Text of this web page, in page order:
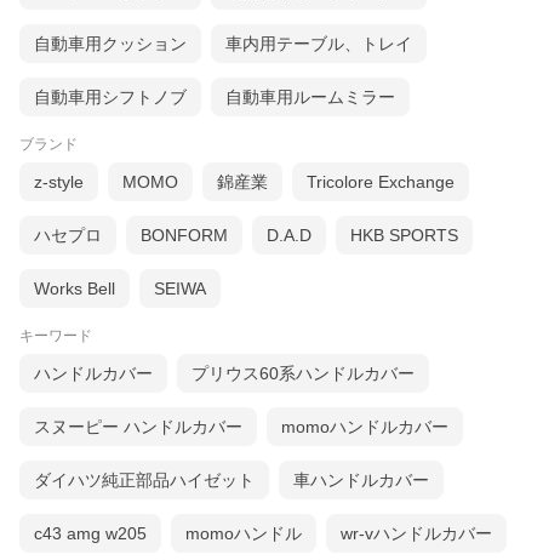
自動車用クッション 車内用テーブル、トレイ
自動車用シフトノブ 自動車用ルームミラー
ブランド
z-style MOMO 錦産業 Tricolore Exchange
ハセプロ BONFORM D.A.D HKB SPORTS
Works Bell SEIWA
キーワード
ハンドルカバー プリウス60系ハンドルカバー
スヌーピー ハンドルカバー momoハンドルカバー
ダイハツ純正部品ハイゼット 車ハンドルカバー
c43 amg w205 momoハンドル wr-vハンドルカバー